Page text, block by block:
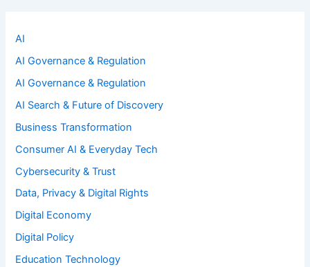
AI
AI Governance & Regulation
AI Governance & Regulation
AI Search & Future of Discovery
Business Transformation
Consumer AI & Everyday Tech
Cybersecurity & Trust
Data, Privacy & Digital Rights
Digital Economy
Digital Policy
Education Technology